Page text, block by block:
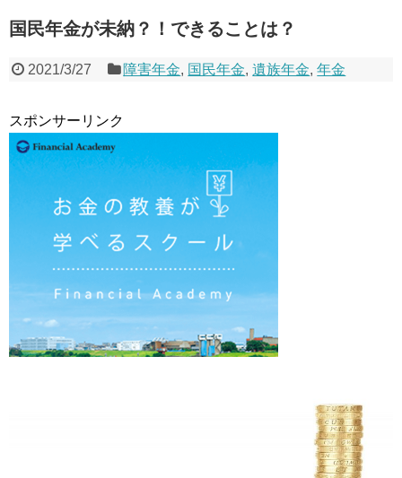
国民年金が未納？！できることは？
2021/3/27 障害年金, 国民年金,遺族年金,年金
スポンサーリンク